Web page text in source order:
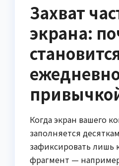
Захват
экрана:
Когда экран вашего
заполняется
зафиксировать
фрагмент —